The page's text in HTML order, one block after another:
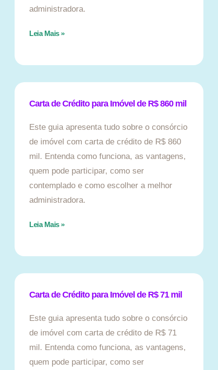
administradora.
Leia Mais »
Carta de Crédito para Imóvel de R$ 860 mil
Este guia apresenta tudo sobre o consórcio
de imóvel com carta de crédito de R$ 860
mil. Entenda como funciona, as vantagens,
quem pode participar, como ser
contemplado e como escolher a melhor
administradora.
Leia Mais »
Carta de Crédito para Imóvel de R$ 71 mil
Este guia apresenta tudo sobre o consórcio
de imóvel com carta de crédito de R$ 71
mil. Entenda como funciona, as vantagens,
quem pode participar, como ser